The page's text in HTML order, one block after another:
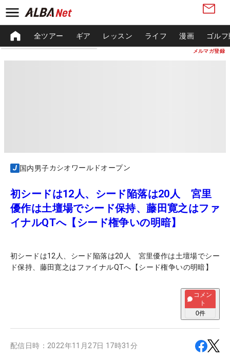
メルマガ登録
全ツアー ギア レッスン ライフ 漫画 ゴル
国内男子カシオワールドオープン
初シードは12人、シード陥落は20人 宮里
優作は土壇場でシード保持、藤田寛之はファ
イナルQTへ【シード権争いの明暗】
初シードは12人、シード陥落は20人 宮里優作は土壇場でシー
ド保持、藤田寛之はファイナルQTへ【シード権争いの明暗】
コメン
ト
0件
配信日時： 2022年11月27日 17時31分